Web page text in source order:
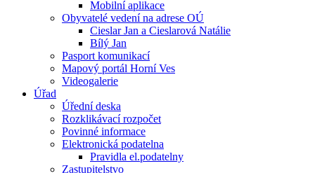
Mobilní aplikace
Obyvatelé vedení na adrese OÚ
Cieslar Jan a Cieslarová Natálie
Bílý Jan
Pasport komunikací
Mapový portál Horní Ves
Videogalerie
Úřad
Úřední deska
Rozklikávací rozpočet
Povinné informace
Elektronická podatelna
Pravidla el.podatelny
Zastupitelstvo